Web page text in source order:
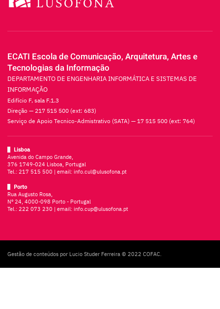
ECATI Escola de Comunicação, Arquitetura, Artes e
Tecnologias da Informação
DEPARTAMENTO DE ENGENHARIA INFORMÁTICA E SISTEMAS DE
INFORMAÇÃO
Edifício F, sala F.1.3
Direção — 217 515 500 (ext: 683)
Serviço de Apoio Tecnico-Admistrativo (SATA) — 17 515 500 (ext: 764)
Lisboa
Avenida do Campo Grande,
376 1749-024 Lisboa, Portugal
Tel.: 217 515 500 | email: info.cul@ulusofona.pt
Porto
Rua Augusto Rosa,
Nº 24, 4000-098 Porto - Portugal
Tel.: 222 073 230 | email: info.cup@ulusofona.pt
Gestão de conteúdos por Lucio Studer Ferreira © 2022 COFAC.